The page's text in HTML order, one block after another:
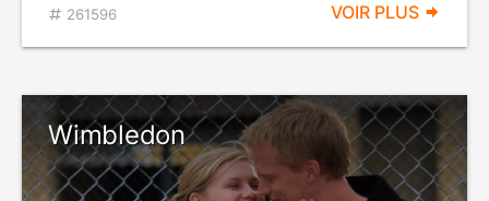
261596 VOIR PLUS
Wimbledon